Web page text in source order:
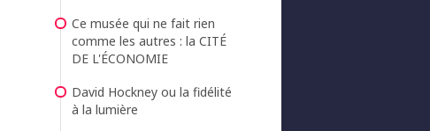
Ce musée qui ne fait rien
comme les autres : la CITÉ
DE L'ÉCONOMIE
David Hockney ou la fidélité
à la lumière